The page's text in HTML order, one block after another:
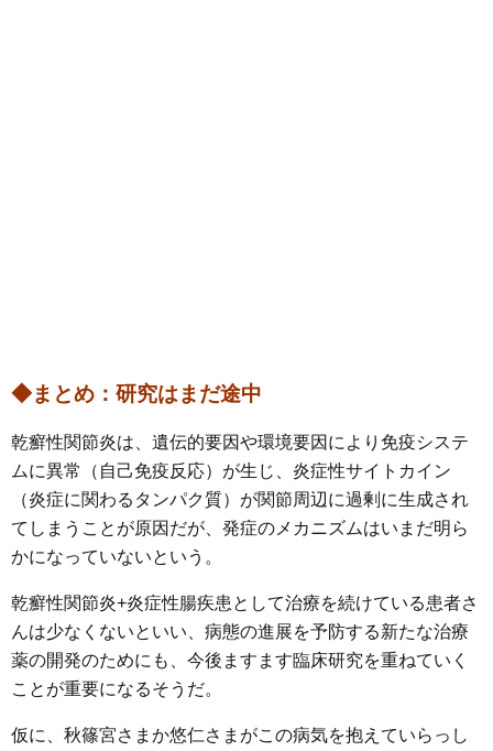
◆まとめ：研究はまだ途中
乾癬性関節炎は、遺伝的要因や環境要因により免疫システ
ムに異常（自己免疫反応）が生じ、炎症性サイトカイン
（炎症に関わるタンパク質）が関節周辺に過剰に生成され
てしまうことが原因だが、発症のメカニズムはいまだ明ら
かになっていないという。
乾癬性関節炎+炎症性腸疾患として治療を続けている患者さ
んは少なくないといい、病態の進展を予防する新たな治療
薬の開発のためにも、今後ますます臨床研究を重ねていく
ことが重要になるそうだ。
仮に、秋篠宮さまか悠仁さまがこの病気を抱えていらっし